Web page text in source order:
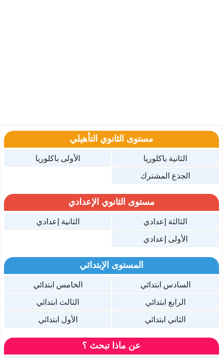
مستوى الثانوي التأهيلي
الثانية باكلوريا
الأولى باكلوريا
الجذع المشترك
مستوى الثانوي الإعدادي
الثالثة إعدادي
الثانية إعدادي
الأولى إعدادي
المستوى الإبتدائي
السادس ابتدائي
الخامس ابتدائي
الرابع ابتدائي
الثالث ابتدائي
الثاني ابتدائي
الأول ابتدائي
عن ماذا تبحث ؟